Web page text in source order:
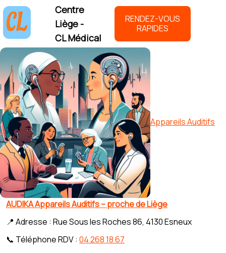
Centre
Liège -
CL Médical
RENDEZ-VOUS
RAPIDES
Appareils Auditifs
AUDIKA Appareils Auditifs – proche de Liège
📍 Adresse : Rue Sous les Roches 86, 4130 Esneux
📞 Téléphone RDV : 04 268 18 67